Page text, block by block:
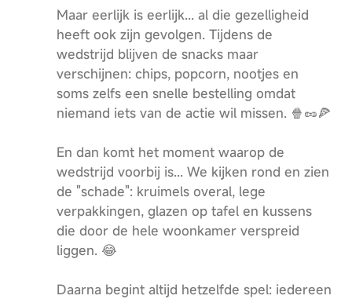
Maar eerlijk is eerlijk... al die gezelligheid
heeft ook zijn gevolgen. Tijdens de
wedstrijd blijven de snacks maar
verschijnen: chips, popcorn, nootjes en
soms zelfs een snelle bestelling omdat
niemand iets van de actie wil missen. 🍿🥜🍕
En dan komt het moment waarop de
wedstrijd voorbij is... We kijken rond en zien
de "schade": kruimels overal, lege
verpakkingen, glazen op tafel en kussens
die door de hele woonkamer verspreid
liggen. 😂
Daarna begint altijd hetzelfde spel: iedereen